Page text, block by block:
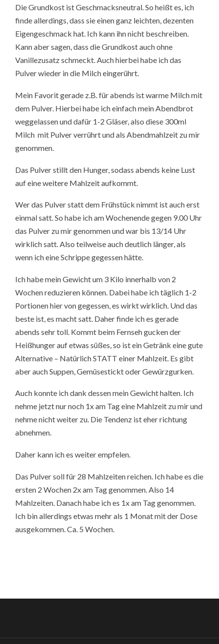
Die Grundkost ist Geschmacksneutral. So heißt es, ich
finde allerdings, dass sie einen ganz leichten, dezenten
Eigengeschmack hat. Ich kann ihn nicht beschreiben.
Kann aber sagen, dass die Grundkost auch ohne
Vanillezusatz schmeckt. Auch hierbei habe ich das
Pulver wieder in die Milch eingerührt.
Mein Favorit gerade z.B. für abends ist warme Milch mit
dem Pulver. Hierbei habe ich einfach mein Abendbrot
weggelassen und dafür 1-2 Gläser, also diese 300ml
Milch mit Pulver verrührt und als Abendmahlzeit zu mir
genommen.
Das Pulver stillt den Hunger, sodass abends keine Lust
auf eine weitere Mahlzeit aufkommt.
Wer das Pulver statt dem Frühstück nimmt ist auch erst
einmal satt. So habe ich am Wochenende gegen 9.00 Uhr
das Pulver zu mir genommen und war bis 13/14 Uhr
wirklich satt. Also teilweise auch deutlich länger, als
wenn ich eine Schrippe gegessen hätte.
Ich habe mein Gewicht um 3 Kilo innerhalb von 2
Wochen reduzieren können. Dabei habe ich täglich 1-2
Portionen hier von gegessen, es wirkt wirklich. Und das
beste ist, es macht satt. Daher finde ich es gerade
abends sehr toll. Kommt beim Fernseh gucken der
Heißhunger auf etwas süßes, so ist ein Getränk eine gute
Alternative – Natürlich STATT einer Mahlzeit. Es gibt
aber auch Suppen, Gemüsestickt oder Gewürzgurken.
Auch konnte ich dank dessen mein Gewicht halten. Ich
nehme jetzt nur noch 1x am Tag eine Mahlzeit zu mir und
nehme nicht weiter zu. Die Tendenz ist eher richtung
abnehmen.
Daher kann ich es weiter empfelen.
Das Pulver soll für 28 Mahlzeiten reichen. Ich habe es die
ersten 2 Wochen 2x am Tag genommen. Also 14
Mahlzeiten. Danach habe ich es 1x am Tag genommen.
Ich bin allerdings etwas mehr als 1 Monat mit der Dose
ausgekommen. Ca. 5 Wochen.